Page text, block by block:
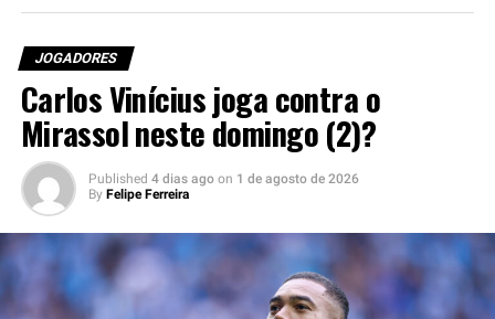
Eu disse: ‘Michael, vai jogar
no Grêmio? Está voltando
para isso?’. Ele virou para
mim e respondeu: ‘cara, eu
vim porque estou de férias,
estou de férias hoje’, e saiu
rindo rapidinho” – Contou o
repórter
JOGADORES
Carlos Vinícius joga contra o
Mirassol neste domingo (2)?
Published 4 dias ago on 1 de agosto de 2026
By Felipe Ferreira